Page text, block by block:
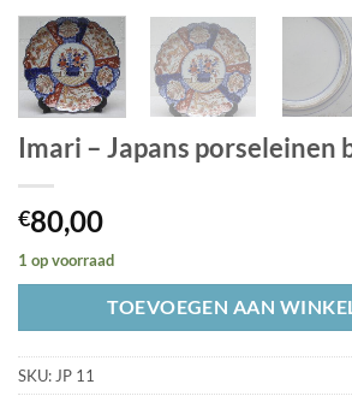
Imari – Japans porseleinen
€80,00
1 op voorraad
TOEVOEGEN AAN
SKU: JP 11